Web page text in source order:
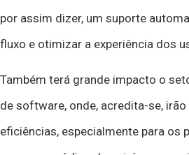
por assim dizer, um suporte
fluxo e otimizar a experiência dos
Também terá grande impacto o
de software, onde, acredita-se,
eficiências, especialmente para os